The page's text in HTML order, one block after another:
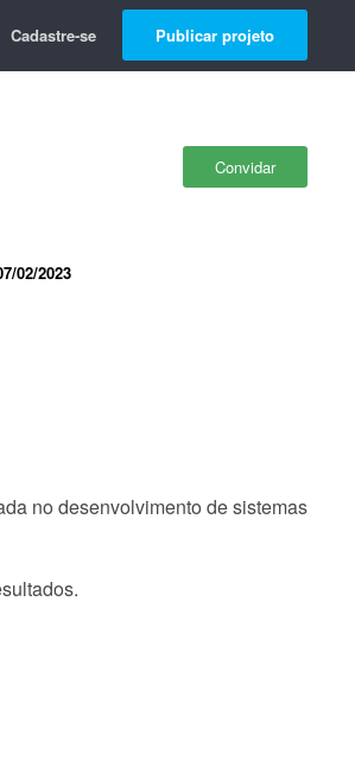
Cadastre-se Publicar projeto
Convidar
02/2023
no desenvolvimento de sistemas